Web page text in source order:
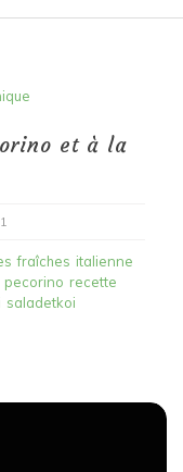
et à la
1
fraîches italienne
pecorino recette
saladetkoi